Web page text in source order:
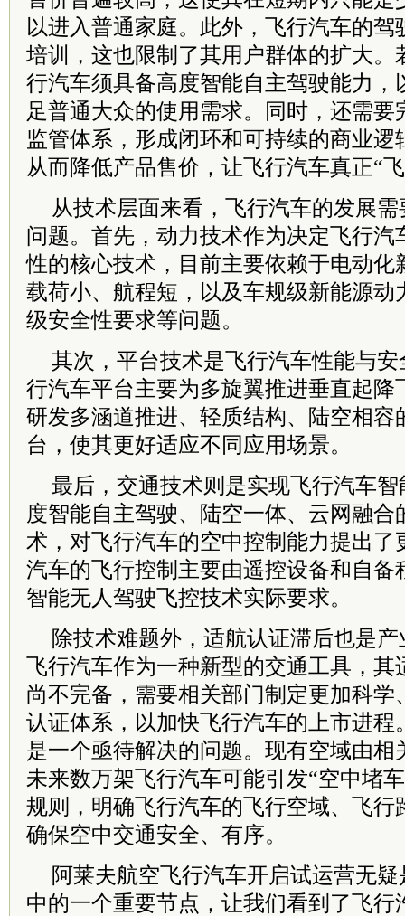
以进入普通家庭。此外，飞行汽车的驾
培训，这也限制了其用户群体的扩大。
行汽车须具备高度智能自主驾驶能力，
足普通大众的使用需求。同时，还需要
监管体系，形成闭环和可持续的商业逻
从而降低产品售价，让飞行汽车真正“
从技术层面来看，飞行汽车的发展
问题。首先，动力技术作为决定飞行汽
性的核心技术，目前主要依赖于电动化
载荷小、航程短，以及车规级新能源动
级安全性要求等问题。
其次，平台技术是飞行汽车性能与
行汽车平台主要为多旋翼推进垂直起降
研发多涵道推进、轻质结构、陆空相容
台，使其更好适应不同应用场景。
最后，交通技术则是实现飞行汽车
度智能自主驾驶、陆空一体、云网融合
术，对飞行汽车的空中控制能力提出了
汽车的飞行控制主要由遥控设备和自备
智能无人驾驶飞控技术实际要求。
除技术难题外，适航认证滞后也是
飞行汽车作为一种新型的交通工具，其
尚不完备，需要相关部门制定更加科学
认证体系，以加快飞行汽车的上市进程
是一个亟待解决的问题。现有空域由相
未来数万架飞行汽车可能引发“空中堵
规则，明确飞行汽车的飞行空域、飞行
确保空中交通安全、有序。
阿莱夫航空飞行汽车开启试运营无
中的一个重要节点，让我们看到了飞行